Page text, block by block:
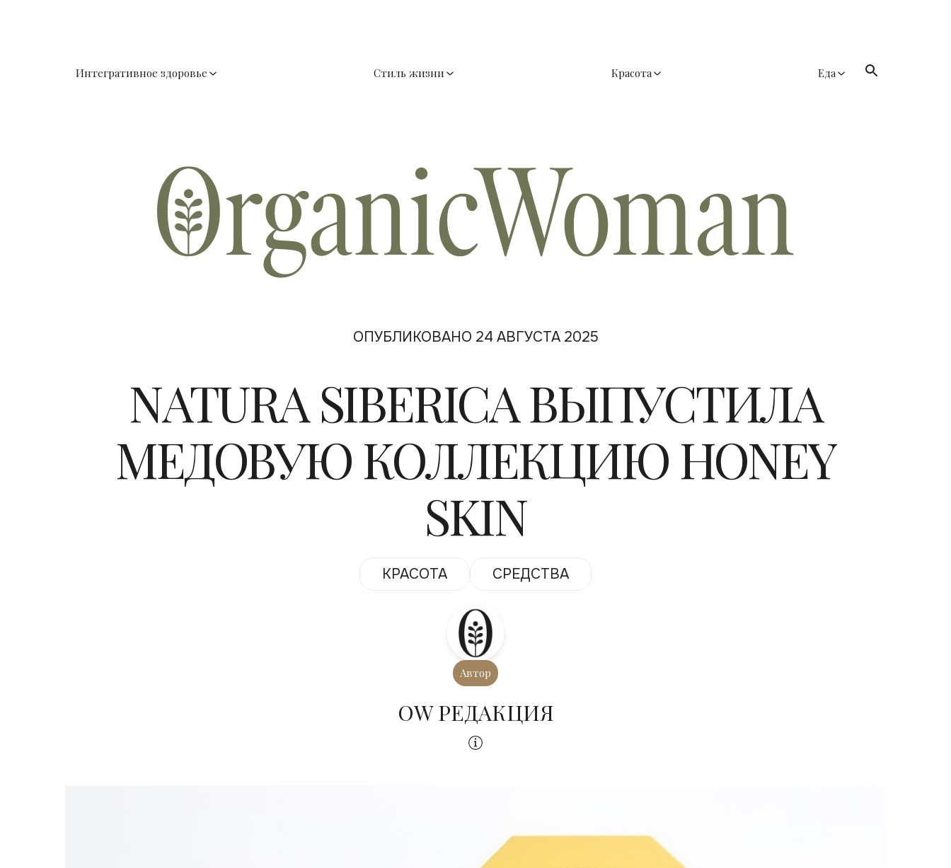
Интегративное здоровье Стиль жизни Красота Еда
ОПУБЛИКОВАНО 24 АВГУСТА 2025
NATURA SIBERICA ВЫПУСТИЛА
МЕДОВУЮ КОЛЛЕКЦИЮ HONEY
SKIN
КРАСОТА СРЕДСТВА
Автор
OW РЕДАКЦИЯ